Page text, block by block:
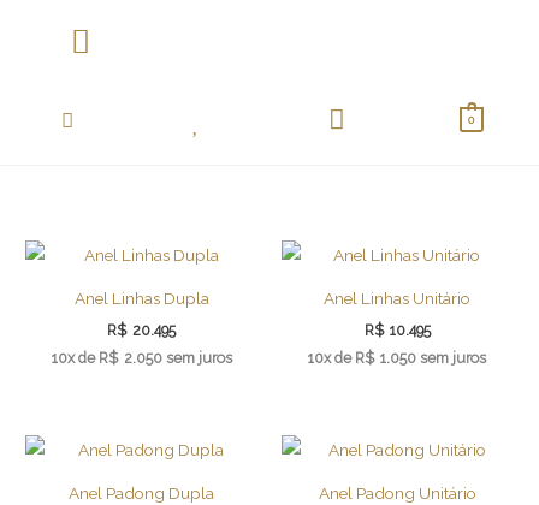
0
Anel Linhas Dupla
R$ 20.495
10x de R$ 2.050 sem juros
Anel Linhas Unitário
R$ 10.495
10x de R$ 1.050 sem juros
Anel Padong Dupla Anel Padong Unitário